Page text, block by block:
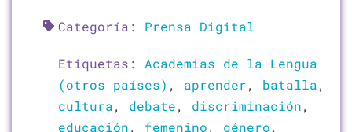
Categoría: Prensa Digital
Etiquetas: Academias de la Lengua
(otros países) , aprender, batalla,
cultura, debate, discriminación,
educación, femenino, género,